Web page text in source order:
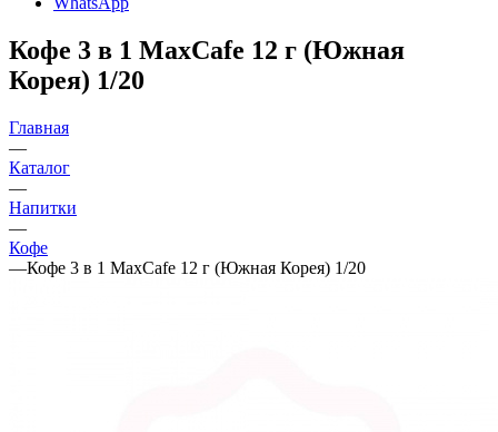
Кофе 3 в 1 MaxCafe 12 г (Южная
Корея) 1/20
Главная
—
Каталог
—
Напитки
—
Кофе
—Кофе 3 в 1 MaxCafe 12 г (Южная Корея) 1/20